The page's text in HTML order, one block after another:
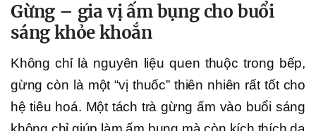
Gừng – gia vị ấm bụng cho buổi
sáng khỏe khoắn
Không chỉ là nguyên liệu quen thuộc trong bếp,
gừng còn là một “vị thuốc” thiên nhiên rất tốt cho
hệ tiêu hoá. Một tách trà gừng ấm vào buổi sáng